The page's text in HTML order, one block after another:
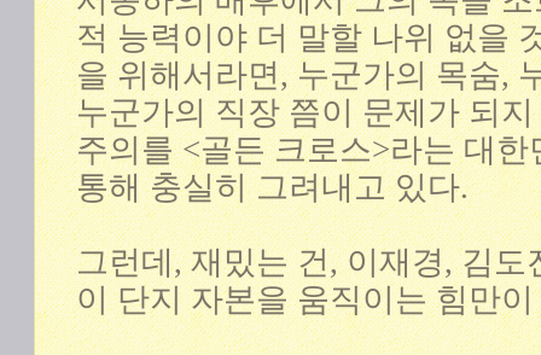
적 능력이야 더 말할 나위 없을
을 위해서라면, 누군가의 목숨,
누군가의 직장 쯤이 문제가 되
주의를 <골든 크로스>라는 대
통해 충실히 그려내고 있다.
그런데, 재밌는 건, 이재경, 김
이 단지 자본을 움직이는 힘만